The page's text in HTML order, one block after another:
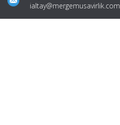
ialtay@mergemusavirlik.com